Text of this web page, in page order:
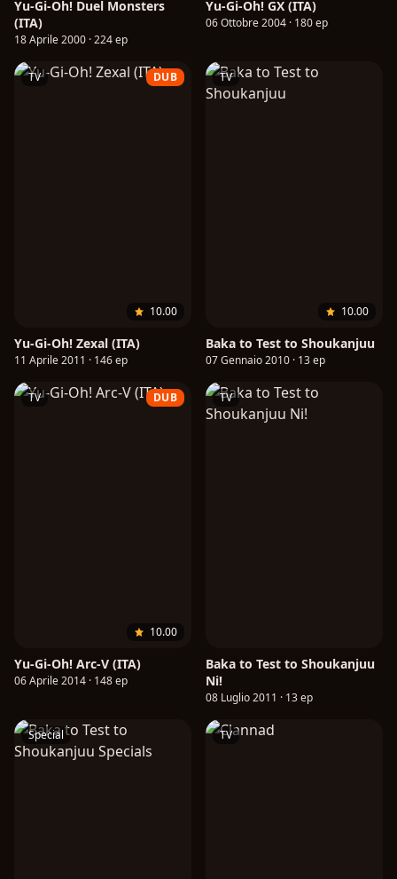
Yu-Gi-Oh! Duel Monsters
(ITA)
18 Aprile 2000 · 224 ep
Yu-Gi-Oh! GX (ITA)
06 Ottobre 2004 · 180 ep
TV DUB
10.00
Yu-Gi-Oh! Zexal (ITA)
11 Aprile 2011 · 146 ep
TV
10.00
Baka to Test to Shoukanjuu
07 Gennaio 2010 · 13 ep
TV DUB
10.00
Yu-Gi-Oh! Arc-V (ITA)
06 Aprile 2014 · 148 ep
TV
Baka to Test to Shoukanjuu
Ni!
08 Luglio 2011 · 13 ep
Special TV